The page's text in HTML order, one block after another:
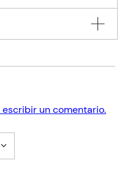
The Canterbury Tales (c.
in an inn just outside
other on the way to
escribir un comentario.